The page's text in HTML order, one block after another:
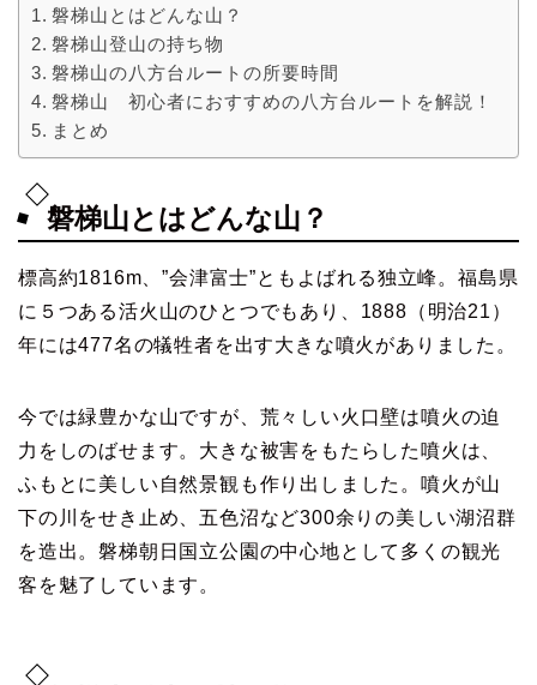
磐梯山とはどんな山？
磐梯山登山の持ち物
磐梯山の八方台ルートの所要時間
磐梯山 初心者におすすめの八方台ルートを解説！
まとめ
磐梯山とはどんな山？
標高約1816m、”会津富士”ともよばれる独立峰。福島県
に５つある活火山のひとつでもあり、1888（明治21）
年には477名の犠牲者を出す大きな噴火がありました。
今では緑豊かな山ですが、荒々しい火口壁は噴火の迫
力をしのばせます。大きな被害をもたらした噴火は、
ふもとに美しい自然景観も作り出しました。噴火が山
下の川をせき止め、五色沼など300余りの美しい湖沼群
を造出。磐梯朝日国立公園の中心地として多くの観光
客を魅了しています。